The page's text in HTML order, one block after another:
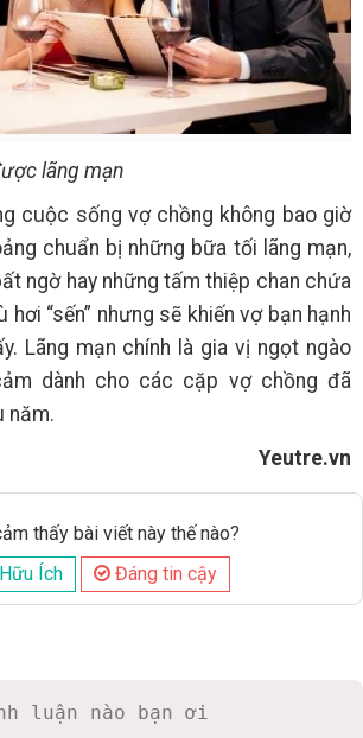
lãng mạn
cuộc sống vợ chồng không bao giờ
chuẩn bị những bữa tối lãng mạn,
ngờ hay những tấm thiệp chan chứa
hơi “sến” nhưng sẽ khiến vợ bạn hạnh
Lãng mạn chính là gia vị ngọt ngào
dành cho các cặp vợ chồng đã
năm.
Yeutre.vn
thấy bài viết này thế nào?
Hữu Ích
Đáng tin cậy